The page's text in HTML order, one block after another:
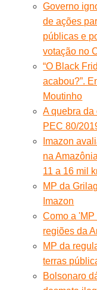
Governo
de ações
públicas e
votação no
“O Black
acabou?”.
Moutinho
A quebra
PEC 80/
Imazon
na
11 a 16 mil
MP da
Imazon
Como a
regiões da
MP da
terras
Bolsonaro